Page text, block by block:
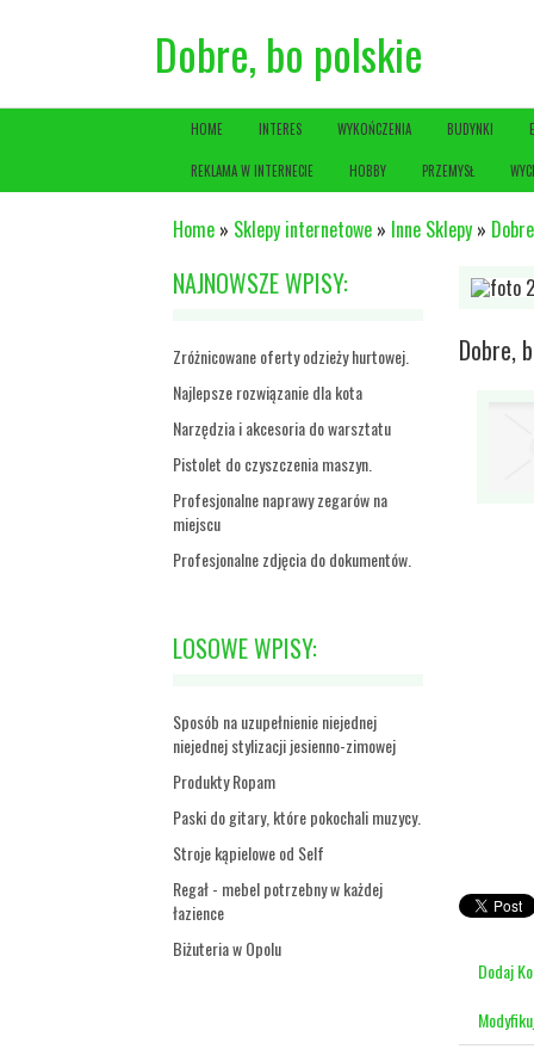
Dobre, bo polskie
HOME INTERES WYKOŃCZENIA BUDYNKI
REKLAMA W INTERNECIE HOBBY PRZEMYSŁ
Home » Sklepy internetowe » Inne Sklepy »
NAJNOWSZE WPISY:
Zróżnicowane oferty odzieży hurtowej.
Najlepsze rozwiązanie dla kota
Narzędzia i akcesoria do warsztatu
Pistolet do czyszczenia maszyn.
Profesjonalne naprawy zegarów na
miejscu
Profesjonalne zdjęcia do dokumentów.
LOSOWE WPISY:
Sposób na uzupełnienie niejednej
niejednej stylizacji jesienno-zimowej
Produkty Ropam
Paski do gitary, które pokochali muzycy.
Stroje kąpielowe od Self
Regał - mebel potrzebny w każdej
łazience
Biżuteria w Opolu
Dobre,
Dodaj